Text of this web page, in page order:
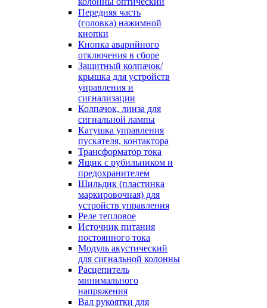
Передняя часть
(головка) нажимной
кнопки
Кнопка аварийного
отключения в сборе
Защитный колпачок/
крышка для устройств
управления и
сигнализации
Колпачок, линза для
сигнальной лампы
Катушка управления
пускателя, контактора
Трансформатор тока
Ящик с рубильником и
предохранителем
Шильдик (пластинка
маркировочная) для
устройств управления
Реле тепловое
Источник питания
постоянного тока
Модуль акустический
для сигнальной колонны
Расцепитель
минимального
напряжения
Вал рукоятки для